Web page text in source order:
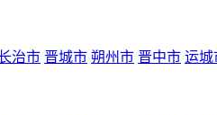
治市 晋城市 朔州市 晋中市 运城